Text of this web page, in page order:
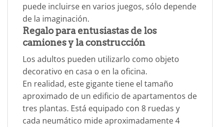
puede incluirse en varios juegos, sólo depende
de la imaginación.
Regalo para entusiastas de los
camiones y la construcción
Los adultos pueden utilizarlo como objeto
decorativo en casa o en la oficina.
En realidad, este gigante tiene el tamaño
aproximado de un edificio de apartamentos de
tres plantas. Está equipado con 8 ruedas y
cada neumático mide aproximadamente 4